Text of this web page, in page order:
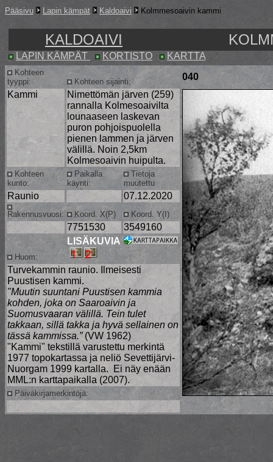
Pääsivu Lapin kämpät Kaldoaivi Kolmmesoaivin kammi
KALDOAIVI
LAPIN KÄMPÄT KORTISTO KARTTA
Kohteen
tyyppi:
Kohteen sijainti:
040
Kammi
Nimettömän järven (259)
rannalla Kolmesoaivilta
lounaaseen laskevan
puron pohjoispuolella
pienen lammen ja järven
välillä. Noin 2,5km
Kolmesoaivin huipulta.
Kohteen
kunto:
Paikalla
käynti:
Tietoja
muutettu
Raunio 07.12.2020
Rakennusvuosi: Koord. X(P) Koord. Y(I)
7751530 3549160
Huom:
LISÄKUVIA
Turvekammin raunio. Ilmeisesti
Puustisen kammi.
"Muutin suuntani Puustisen kammia
kohden, joka on Saaroaivin ja
Suomusvaaran välillä. Tein tulet
takkaan, sillä takka ja hyvä sellainen on
tässä kammissa.”(VW 1962)
"Kammi" tekstillä varustettu merkintä
1977 topokartassa ja neliö Sevettijärvi-
Nuorgam 1999 kartalla. Ei näy enään
MML:n karttapaikalla (2007).
Päiväkirjamerkintöjä: